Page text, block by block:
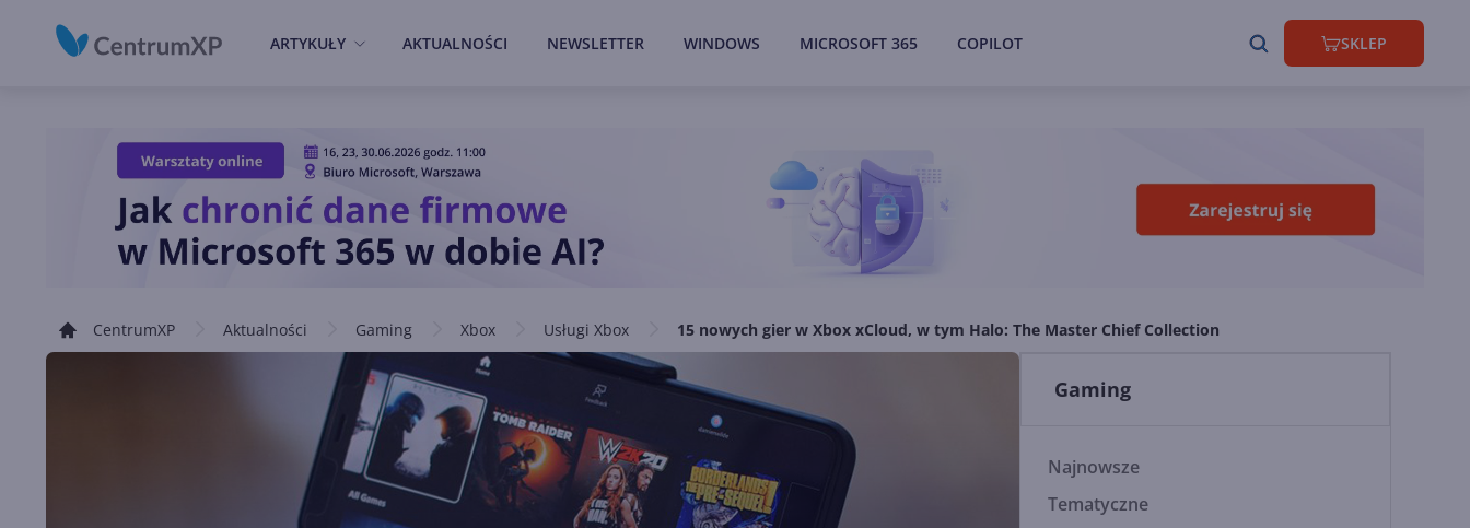
ARTYKUŁY AKTUALNOŚCI NEWSLETTER WINDOWS MICROSOFT 365 COPILOT SKLEP
CentrumXP Aktualności Gaming Xbox Usługi Xbox 15 nowych gier w Xbox xCloud, w tym Halo: The Master Chief Collection
Gaming
Najnowsze
Tematyczne